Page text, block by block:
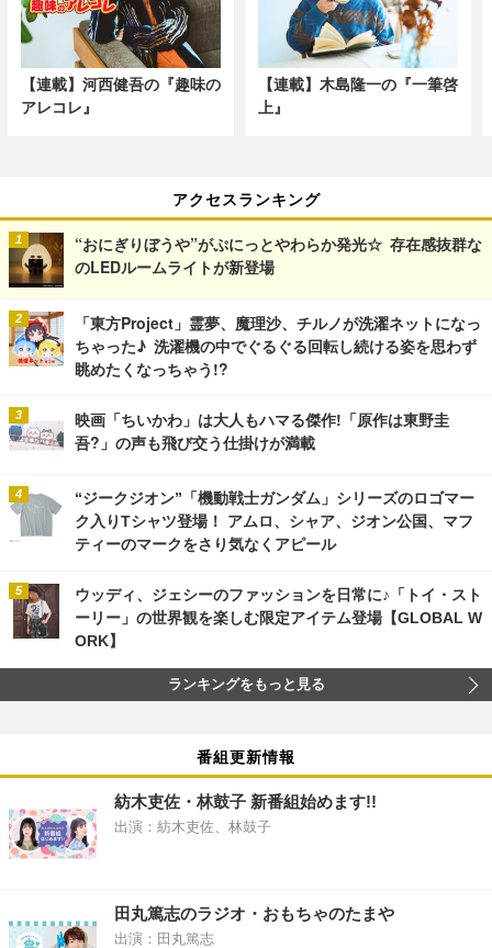
【連載】河西健吾の『趣味の
アレコレ』
【連載】木島隆一の『一筆啓
上』
アクセスランキング
“おにぎりぼうや”がぷにっとやわらか発光☆ 存在感抜群な
のLEDルームライトが新登場
「東方Project」霊夢、魔理沙、チルノが洗濯ネットになっ
ちゃった♪ 洗濯機の中でぐるぐる回転し続ける姿を思わず
眺めたくなっちゃう!?
映画「ちいかわ」は大人もハマる傑作!「原作は東野圭
吾?」の声も飛び交う仕掛けが満載
“ジークジオン”「機動戦士ガンダム」シリーズのロゴマー
ク入りTシャツ登場！ アムロ、シャア、ジオン公国、マフ
ティーのマークをさり気なくアピール
ウッディ、ジェシーのファッションを日常に♪「トイ・スト
ーリー」の世界観を楽しむ限定アイテム登場【GLOBAL W
ORK】
ランキングをもっと見る
番組更新情報
紡木吏佐・林鼓子 新番組始めます!!
出演：紡木吏佐、林鼓子
田丸篤志のラジオ・おもちゃのたまや
出演：田丸篤志